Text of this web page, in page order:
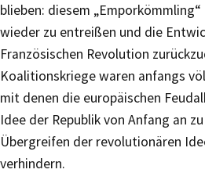
blieben: diesem
wieder zu entreißen und die
Französischen Revolution
Koalitionskriege waren anfangs
mit denen die europäischen
Idee der Republik von Anfang an
Übergreifen der revolutionären
verhindern.